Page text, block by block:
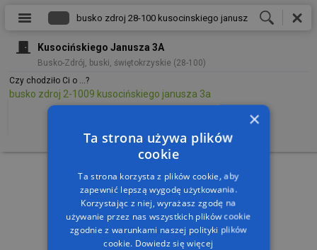
Kusocińskiego Janusza 3A
Busko-Zdrój, buski, świętokrzyskie (28-100)
Czy chodziło Ci o ...?
busko zdroj 2-1009 kusocińskiego janusza 3a
×
Ta strona używa plików
cookie
Ta strona korzysta z plików cookie, aby
zapewnić lepszą wygodę użytkowania.
Korzystając z niej, wyrażasz zgodę na
używanie przez nas wszystkich plików cookie
zgodnie z warunkami naszej polityki plików
cookie. Dowiedz się więcej